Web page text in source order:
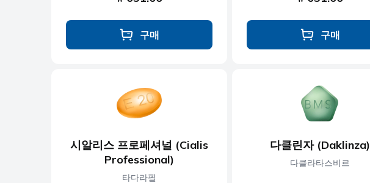
구매 구매
시알리스 프로페셔널 (Cialis
Professional)
타다라필
다클린자 (Daklinza)
다클라타스비르